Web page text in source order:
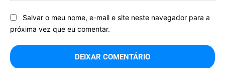
Salvar o meu nome, e-mail e site neste navegador para a
próxima vez que eu comentar.